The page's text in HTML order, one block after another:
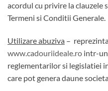
acordul cu privire la clauzele
Termeni si Conditii Generale.
Utilizare abuziva –
www.cadouriideale.ro intr-
reglementarilor si legislatiei
care pot genera daune